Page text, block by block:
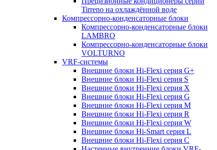
Tirreno на охлаждённой воде
Компрессорно-конденсаторные блоки
Компрессорно-конденсаторные блоки
LAMBRO
Компрессорно-конденсаторные блоки
VOLTURNO
VRF-системы
Внешние блоки Hi-Flexi серия G+
Внешние блоки Hi-Flexi серия S
Внешние блоки Hi-Flexi серия X
Внешние блоки Hi-Flexi серия G
Внешние блоки Hi-Flexi серия M
Внешние блоки Hi-Flexi серия R
Внешние блоки Hi-Flexi серия W
Внешние блоки Hi-Smart серия L
Внешние блоки Hi-Flexi серия C